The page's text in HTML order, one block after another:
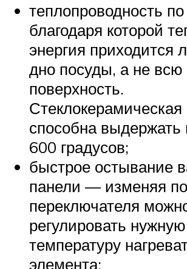
теплопроводность
благодаря которой
энергия приходится
дно посуды, а не
поверхность.
Стеклокерамическая
способна выдержать
600 градусов;
быстрое остывание
панели — изменяя
переключателя
регулировать нужную
температуру
элемента;